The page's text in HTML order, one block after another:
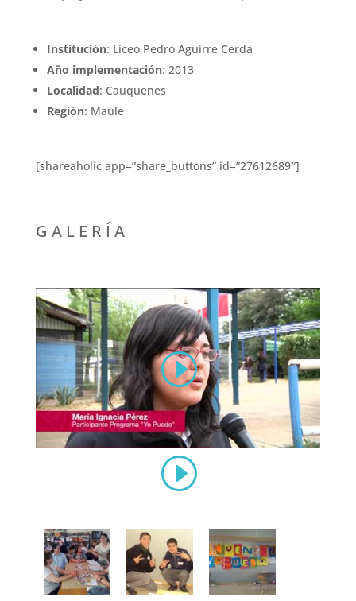
Institución: Liceo Pedro Aguirre Cerda
Año implementación: 2013
Localidad: Cauquenes
Región: Maule
[shareaholic app=”share_buttons” id=”27612689″]
G A L E R Í A